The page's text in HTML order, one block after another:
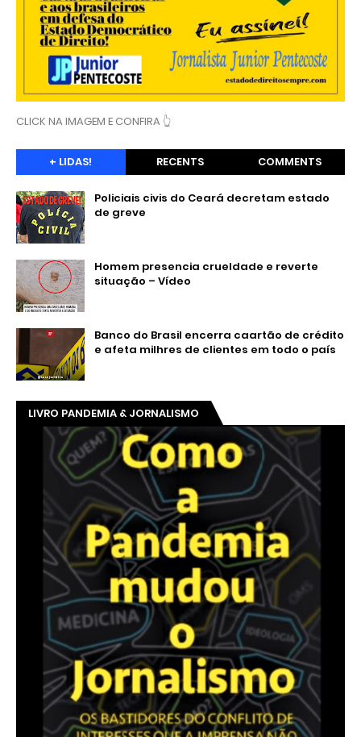
CLICK NA IMAGEM E CONFIRA 👆
+ LIDAS! RECENTS COMMENTS
Policiais civis do Ceará decretam estado
de greve
Homem presencia crueldade e reverte
situação – Vídeo
Banco do Brasil encerra caartão de crédito
e afeta milhres de clientes em todo o país
LIVRO PANDEMIA & JORNALISMO